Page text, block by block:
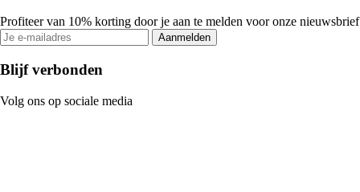
Profiteer van 10% korting door je aan te melden voor onze nieuwsbrief
Aanmelden
Blijf verbonden
Volg ons op sociale media